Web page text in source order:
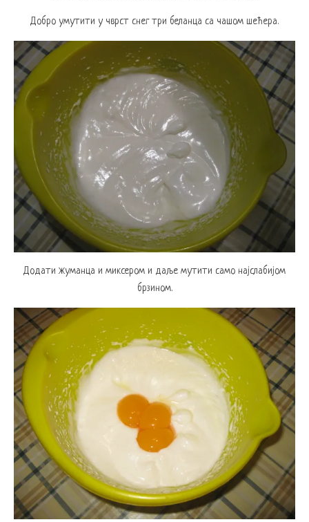
Добро умутити у чврст снег три беланца са чашом шећера.
Додати жуманца и миксером и даље мутити само најслабијом
брзином.